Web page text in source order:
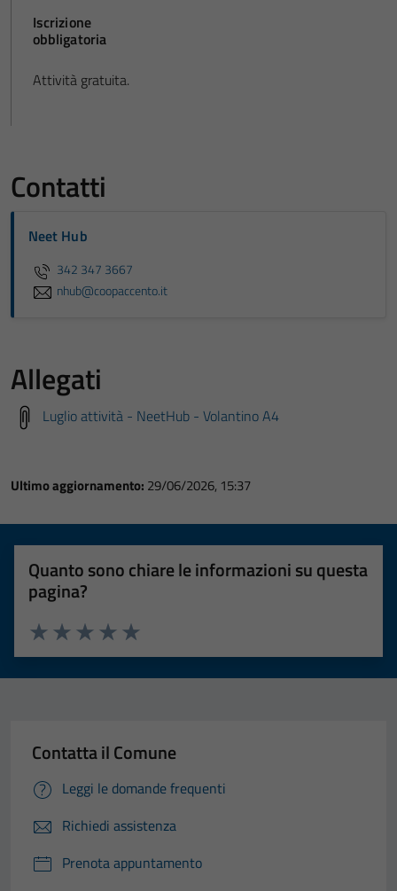
Iscrizione
obbligatoria
Attività gratuita.
Contatti
Neet Hub
342 347 3667
nhub@coopaccento.it
Allegati
Luglio attività - NeetHub - Volantino A4
Ultimo aggiornamento: 29/06/2026, 15:37
Quanto sono chiare le informazioni su questa
pagina?
Valuta 5 stelle su 5
Valuta 4 stelle su 5
Valuta 3 stelle su 5
Valuta 2 stelle su 5
Valuta 1 stelle su 5
Contatta il Comune
Leggi le domande frequenti
Richiedi assistenza
Prenota appuntamento